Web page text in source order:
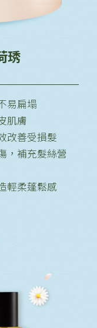
琇
易扁塌
肌膚
改善受損髮
，補充髮絲營
輕柔蓬鬆感